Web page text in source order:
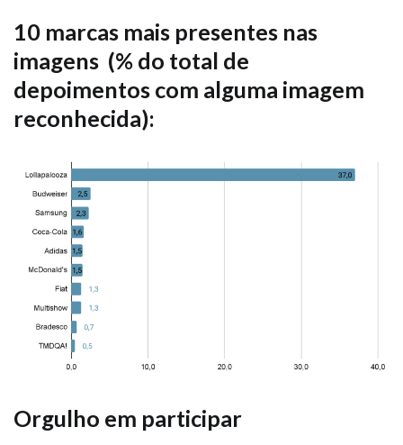
10 marcas mais presentes nas
imagens (% do total de
depoimentos com alguma imagem
reconhecida):
Orgulho em participar